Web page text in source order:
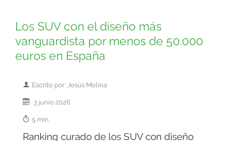
Los SUV con el diseño más
vanguardista por menos de 50.000
euros en España
Escrito por: Jesús Molina
3 junio 2026
5 min.
Ranking curado de los SUV con diseño